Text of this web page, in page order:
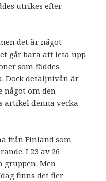
utrikes efter
det är något
går bara att leta upp
som föddes
Dock detaljnivån är
något om den
artikel denna vecka
från Finland som
I 23 av 26
gruppen. Men
finns det fler